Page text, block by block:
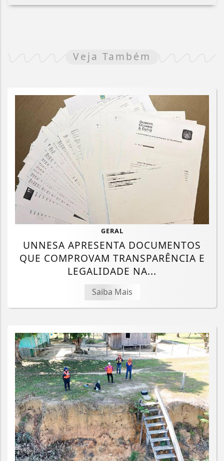
Veja Também
GERAL
UNNESA APRESENTA DOCUMENTOS
QUE COMPROVAM TRANSPARÊNCIA E
LEGALIDADE NA...
Saiba Mais